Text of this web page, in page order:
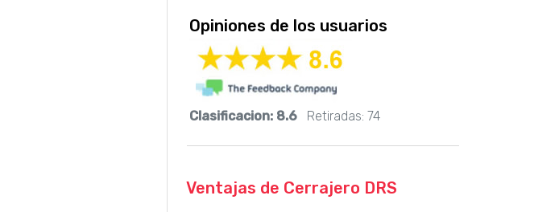
Opiniones de los usuarios
Clasificacion: 8.6 Retiradas: 74
Ventajas de Cerrajero DRS